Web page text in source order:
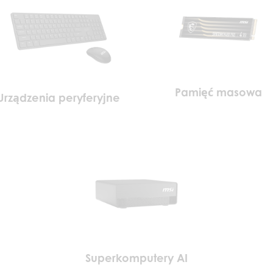
peryferyjne Pamięć masowa
Superkomputery AI